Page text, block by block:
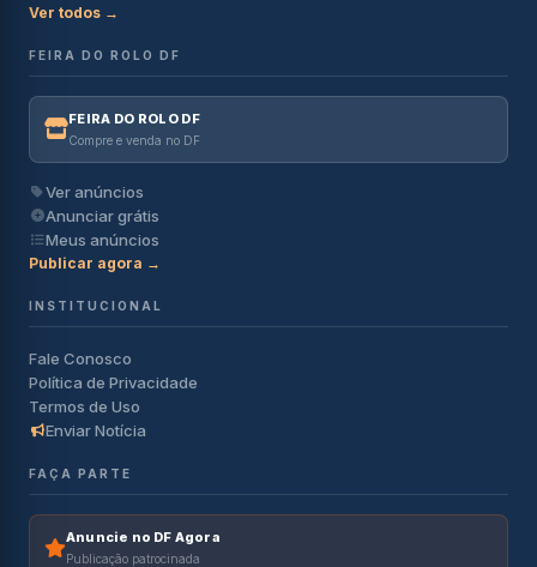
Ver todos →
FEIRA DO ROLO DF
FEIRA DO ROLO DF
Compre e venda no DF
Ver anúncios
Anunciar grátis
Meus anúncios
Publicar agora →
INSTITUCIONAL
Fale Conosco
Política de Privacidade
Termos de Uso
Enviar Notícia
FAÇA PARTE
Anuncie no DF Agora
Publicação patrocinada